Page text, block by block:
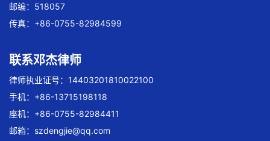
邮编：518057
传真：+86-0755-82984599
联系邓杰律师
律师执业证号：14403201810022100
手机：+86-13715198118
座机：+86-0755-82984411
邮箱： szdengjie@qq.com